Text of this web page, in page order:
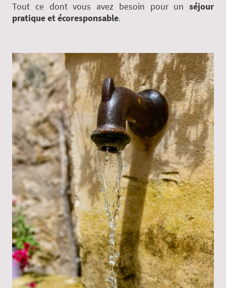
Tout ce dont vous avez besoin pour un séjour
pratique et écoresponsable.